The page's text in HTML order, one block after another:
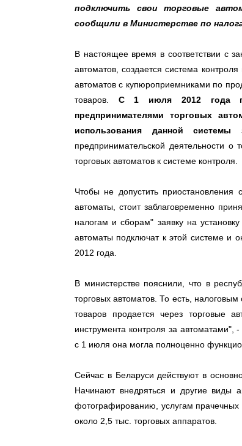
подключить свои торговые
сообщили в Министерстве по
В настоящее время в соответствии с
автоматов, создается система
автоматов с купюроприемниками по
товаров. С 1 июля 2012 года
предпринимателями торговых
использования данной системы
предпринимательской деятельности
торговых автоматов к системе контроля.
Чтобы не допустить приостановления
автоматы, стоит заблаговременно
налогам и сборам" заявку на
автоматы подключат к этой системе и
2012 года.
В министерстве пояснили, что в
торговых автоматов. То есть,
товаров продается через торговые
инструмента контроля за
с 1 июля она могла полноценно
Сейчас в Беларуси действуют в
Начинают внедряться и другие виды
фотографированию, услугам
около 2,5 тыс. торговых аппаратов.